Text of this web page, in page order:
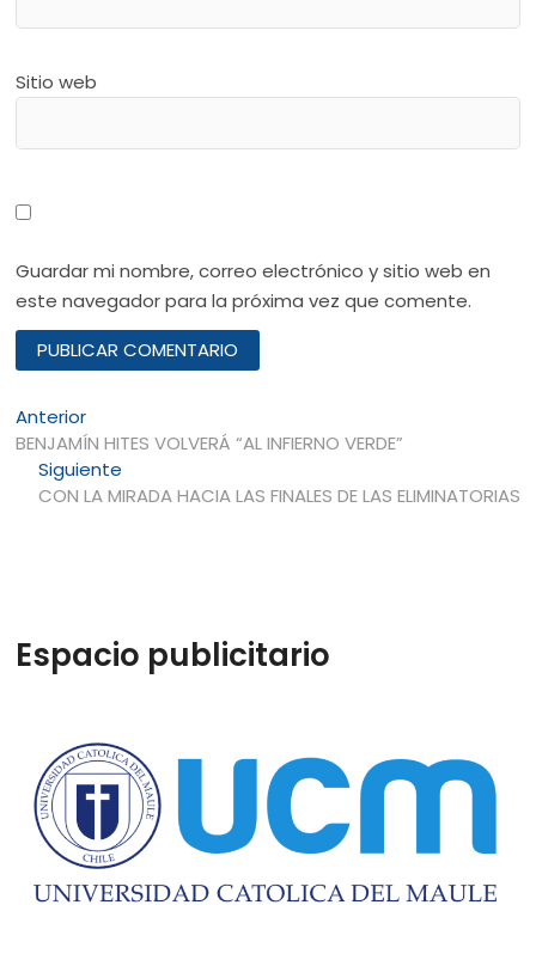
Sitio web
Guardar mi nombre, correo electrónico y sitio web en
este navegador para la próxima vez que comente.
Navegación
de
entradas
AnteriorEntrada
anterior:
BENJAMÍN HITES VOLVERÁ “AL INFIERNO VERDE”
SiguienteEntrada
siguiente:
CON LA MIRADA HACIA LAS FINALES DE LAS ELIMINATORIAS
Espacio publicitario